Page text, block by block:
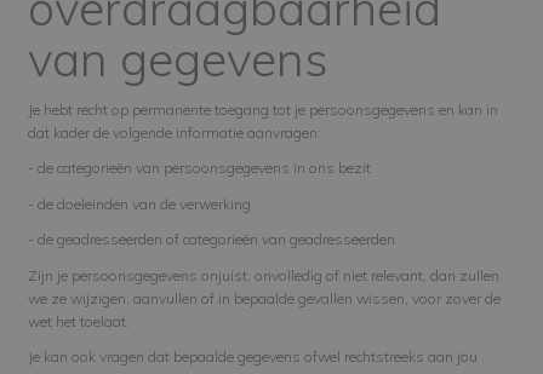
van gegevens
Je hebt recht op permanente toegang tot je persoonsgegevens en kan in
dat kader de volgende informatie aanvragen:
- de categorieën van persoonsgegevens in ons bezit
- de doeleinden van de verwerking
- de geadresseerden of categorieën van geadresseerden
Zijn je persoonsgegevens onjuist, onvolledig of niet relevant, dan zullen
we ze wijzigen, aanvullen of in bepaalde gevallen wissen, voor zover de
wet het toelaat.
Je kan ook vragen dat bepaalde gegevens ofwel rechtstreeks aan jou